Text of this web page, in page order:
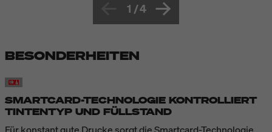
1 /4
BESONDERHEITEN
SMARTCARD-TECHNOLOGIE KONTROLLIERT
TINTENTYP UND FÜLLSTAND